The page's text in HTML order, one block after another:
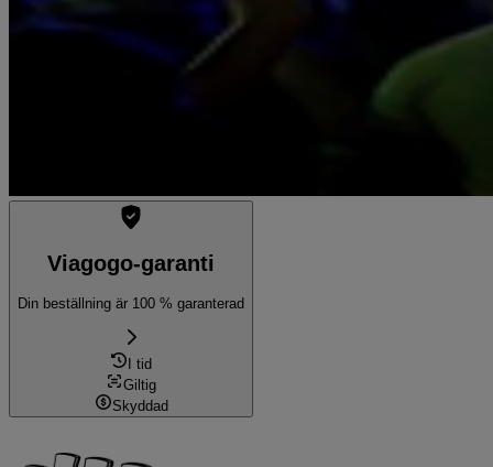
Viagogo-garanti
Din beställning är 100 % garanterad
I tid
Giltig
Skyddad